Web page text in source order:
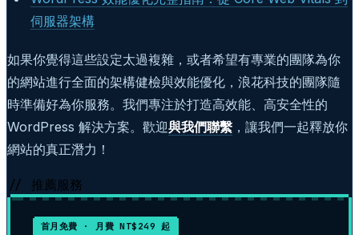
伺服器架構
如果你覺得這些設定太過複雜，或者希望有專業的團隊為你
的網站進行全面的架構健檢與效能優化，浪花科技的團隊隨
時準備好為你服務。我們專注於打造高效能、高安全性的
WordPress 解決方案。歡迎與我們聯繫 ，讓我們一起釋放你
網站的真正潛力！
// 推薦服務
首月免費 · 月費 NT$249 起